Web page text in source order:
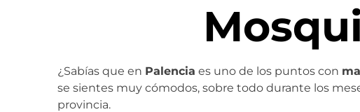
¿Sabías que en Palencia es uno de los puntos con
se sientes muy cómodos, sobre todo durante los
provincia.